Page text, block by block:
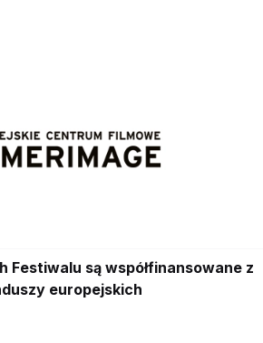
Festiwalu są współfinansowane z
europejskich